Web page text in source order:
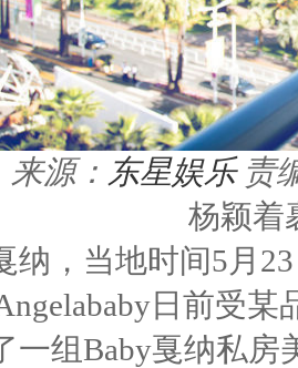
来源： 东星娱乐 责
杨颖着
纳，当地时间5月
日前受
一组Baby戛纳私